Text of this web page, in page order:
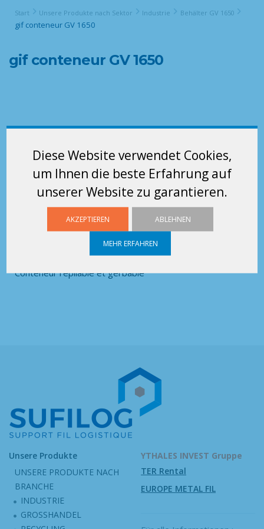
Diese Website verwendet Cookies,
um Ihnen die beste Erfahrung auf
unserer Website zu garantieren.
AKZEPTIEREN ABLEHNEN
MEHR ERFAHREN
Start Unsere Produkte nach Sektor Industrie Behälter GV 1650
gif conteneur GV 1650
gif conteneur GV 1650
Conteneur repliable et gerbable
Unsere Produkte
UNSERE PRODUKTE NACH
BRANCHE
INDUSTRIE
GROSSHANDEL
YTHALES INVEST Gruppe
TER Rental
EUROPE METAL FIL